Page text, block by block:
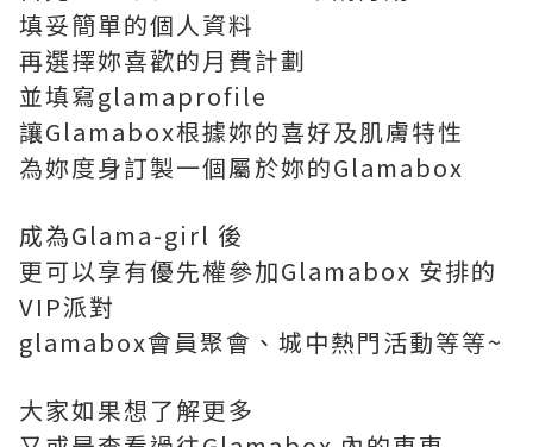
填妥簡單的個人資料
再選擇妳喜歡的月費計劃
並填寫glamaprofile
讓Glamabox根據妳的喜好及肌膚特性
為妳度身訂製一個屬於妳的Glamabox
成為Glama-girl 後
更可以享有優先權參加Glamabox 安排的
VIP派對
glamabox會員聚會、城中熱門活動等等~
大家如果想了解更多